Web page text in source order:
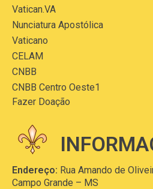
Vatican.VA
Nunciatura Apostólica
Vaticano
CELAM
CNBB
CNBB Centro Oeste1
Fazer Doação
Endereço: Rua Amando de
Campo Grande – MS